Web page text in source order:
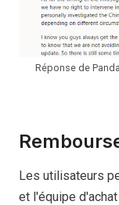
Réponse de
Les utilisateurs
et l'équipe